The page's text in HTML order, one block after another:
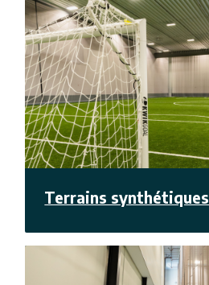
Terrains synthétiques